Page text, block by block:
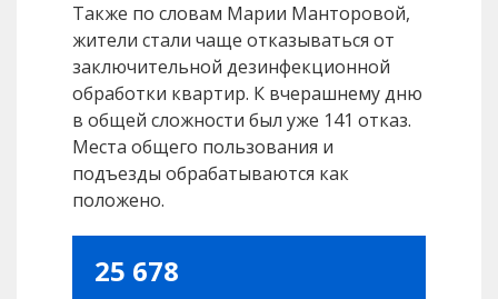
Также по словам Марии Манторовой,
жители стали чаще отказываться от
заключительной дезинфекционной
обработки квартир. К вчерашнему дню
в общей сложности был уже 141 отказ.
Места общего пользования и
подъезды обрабатываются как
положено.
25 678